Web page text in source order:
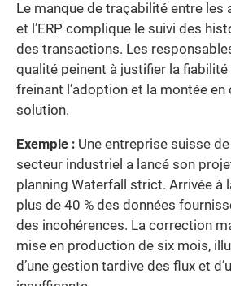
Le manque de traçabilité entre les
et l’ERP complique le suivi des
des transactions. Les
qualité peinent à justifier la fiabilité
freinant l’adoption et la montée en
solution.
Exemple : Une entreprise suisse
secteur industriel a lancé son
planning Waterfall strict. Arrivée à
plus de 40 % des données
des incohérences. La correction
mise en production de six mois,
d’une gestion tardive des flux et